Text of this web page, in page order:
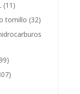
(11)
tornillo (32)